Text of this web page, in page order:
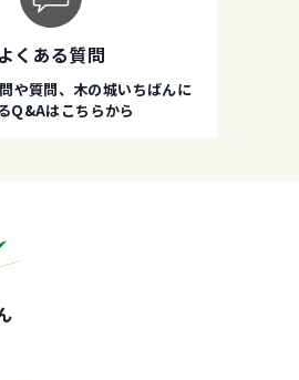
よくある質問
や質問、木の城いちばんに
Q&Aはこちらから